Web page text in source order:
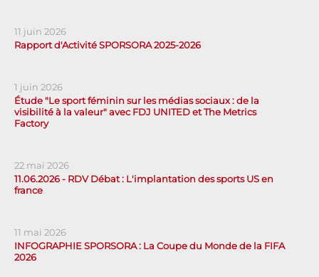
11 juin 2026
Rapport d'Activité SPORSORA 2025-2026
1 juin 2026
Étude "Le sport féminin sur les médias sociaux : de la
visibilité à la valeur" avec FDJ UNITED et The Metrics
Factory
22 mai 2026
11.06.2026 - RDV Débat : L'implantation des sports US en
france
11 mai 2026
INFOGRAPHIE SPORSORA : La Coupe du Monde de la FIFA
2026